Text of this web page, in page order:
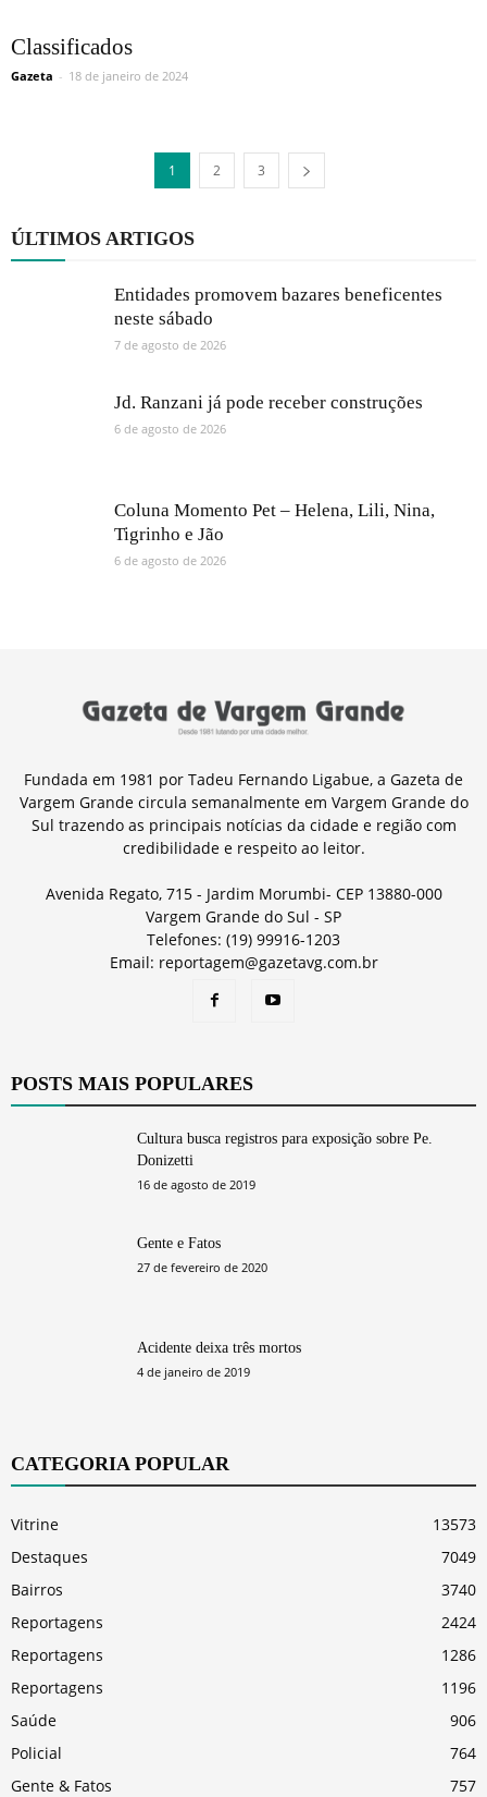
Classificados
Gazeta - 18 de janeiro de 2024
1 2 3
ÚLTIMOS ARTIGOS
Entidades promovem bazares beneficentes
neste sábado
7 de agosto de 2026
Jd. Ranzani já pode receber construções
6 de agosto de 2026
Coluna Momento Pet – Helena, Lili, Nina,
Tigrinho e Jão
6 de agosto de 2026
Fundada em 1981 por Tadeu Fernando Ligabue, a Gazeta de
Vargem Grande circula semanalmente em Vargem Grande do
Sul trazendo as principais notícias da cidade e região com
credibilidade e respeito ao leitor.
Avenida Regato, 715 - Jardim Morumbi- CEP 13880-000
Vargem Grande do Sul - SP
Telefones: (19) 99916-1203
Email: reportagem@gazetavg.com.br
POSTS MAIS POPULARES
Cultura busca registros para exposição sobre Pe.
Donizetti
16 de agosto de 2019
Gente e Fatos
27 de fevereiro de 2020
Acidente deixa três mortos
4 de janeiro de 2019
CATEGORIA POPULAR
Vitrine
13573
Destaques
7049
Bairros
3740
Reportagens
2424
Reportagens
1286
Reportagens
1196
Saúde
906
Policial
764
Gente & Fatos
757